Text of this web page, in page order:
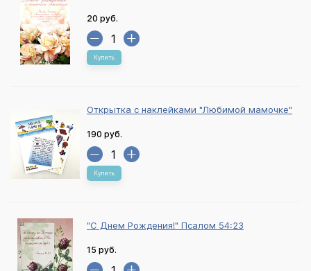
20 руб.
Купить
Открытка с наклейками "Любимой мамочке"
190 руб.
Купить
"С Днем Рождения!" Псалом 54:23
15 руб.